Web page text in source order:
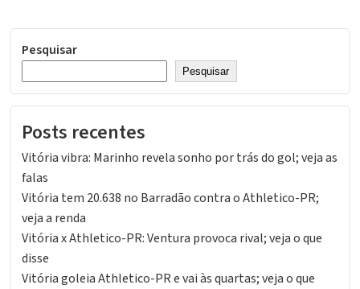
Pesquisar
Pesquisar
Posts recentes
Vitória vibra: Marinho revela sonho por trás do gol; veja as
falas
Vitória tem 20.638 no Barradão contra o Athletico-PR;
veja a renda
Vitória x Athletico-PR: Ventura provoca rival; veja o que
disse
Vitória goleia Athletico-PR e vai às quartas; veja o que